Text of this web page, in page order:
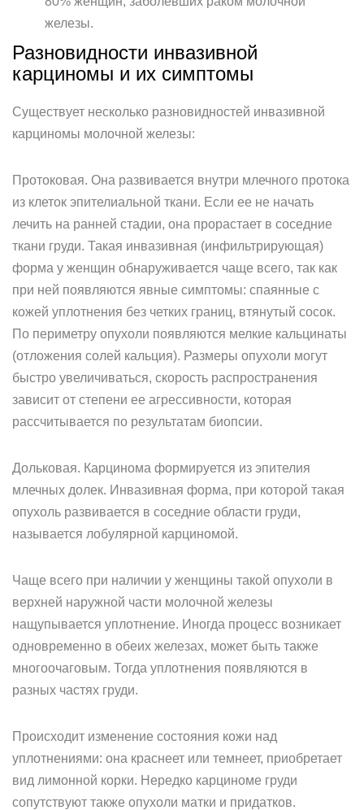
железы.
Разновидности инвазивной
карциномы и их симптомы
Существует несколько разновидностей инвазивной
карциномы молочной железы:
Протоковая. Она развивается внутри млечного протока
из клеток эпителиальной ткани. Если ее не начать
лечить на ранней стадии, она прорастает в соседние
ткани груди. Такая инвазивная (инфильтрирующая)
форма у женщин обнаруживается чаще всего, так как
при ней появляются явные симптомы: спаянные с
кожей уплотнения без четких границ, втянутый сосок.
По периметру опухоли появляются мелкие кальцинаты
(отложения солей кальция). Размеры опухоли могут
быстро увеличиваться, скорость распространения
зависит от степени ее агрессивности, которая
рассчитывается по результатам биопсии.
Дольковая. Карцинома формируется из эпителия
млечных долек. Инвазивная форма, при которой такая
опухоль развивается в соседние области груди,
называется лобулярной карциномой.
Чаще всего при наличии у женщины такой опухоли в
верхней наружной части молочной железы
нащупывается уплотнение. Иногда процесс возникает
одновременно в обеих железах, может быть также
многоочаговым. Тогда уплотнения появляются в
разных частях груди.
Происходит изменение состояния кожи над
уплотнениями: она краснеет или темнеет, приобретает
вид лимонной корки. Нередко карциноме груди
сопутствуют также опухоли матки и придатков.